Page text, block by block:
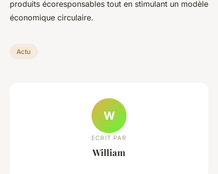
produits écoresponsables tout en stimulant un modèle
économique circulaire.
Actu
W
ECRIT PAR
William